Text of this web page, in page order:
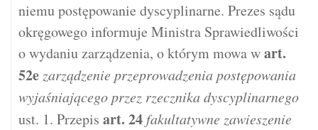
niemu postępowanie dyscyplinarne. Prezes sądu
okręgowego informuje Ministra Sprawiedliwości
o wydaniu zarządzenia, o którym mowa wart.
52e zarządzenie przeprowadzenia postępowania
wyjaśniającego przez rzecznika dyscyplinarnego
ust. 1. Przepis art. 24 fakultatywne zawieszenie